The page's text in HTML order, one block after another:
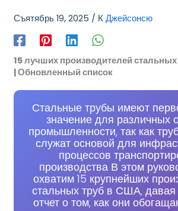
Съятябрь 19, 2025 / К Джейсонсю
15 лучших производителей стальных
| Обновленный список
Стальные трубы имеют
значение для различных
промышленности, так как
служат основой для
процессов
производства В этом
охватим 15 крупнейших
стальных труб в США,
отчет о том, как они